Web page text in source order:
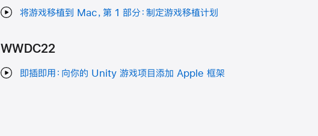
将游戏移植到 Mac，第 1 部分：制定游戏移植计划
WWDC22
即插即用：向你的 Unity 游戏项目添加 Apple 框架